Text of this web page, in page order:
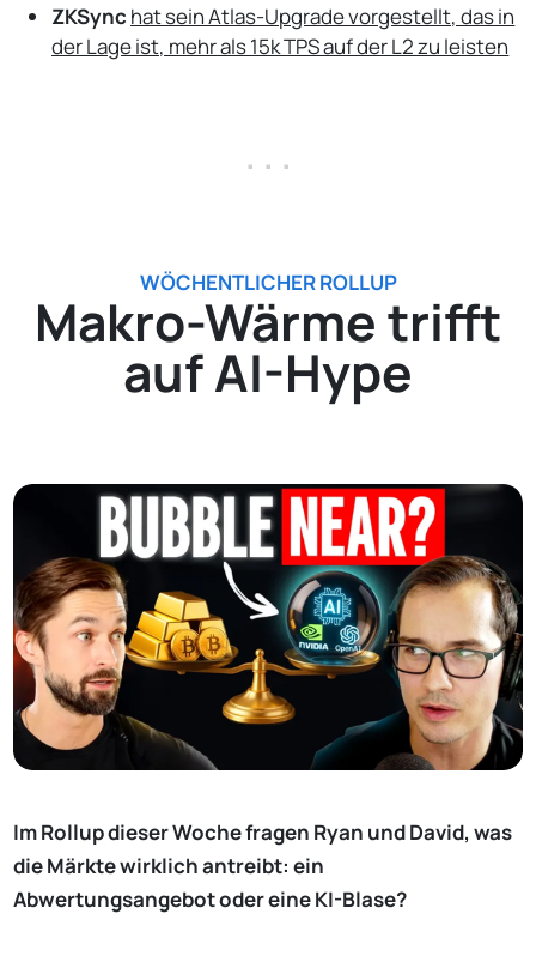
ZKSync hat sein Atlas-Upgrade vorgestellt, das in
der Lage ist, mehr als 15k TPS auf der L2 zu leisten
. . .
WÖCHENTLICHER ROLLUP
Makro-Wärme trifft
auf AI-Hype
Im Rollup dieser Woche fragen Ryan und David, was
die Märkte wirklich antreibt: ein
Abwertungsangebot oder eine KI-Blase?